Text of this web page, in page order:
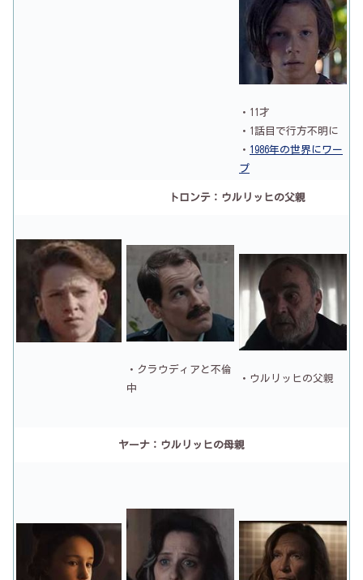
・11才
・1話目で行方不明に
・ 1986年の世界にワー
プ
トロンテ：ウルリッヒの父親
・クラウディアと不倫
中
・ウルリッヒの父親
ヤーナ：ウルリッヒの母親